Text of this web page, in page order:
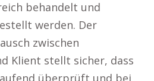
behandelt und
werden. Der
zwischen
Klient stellt sicher, dass
überprüft und bei